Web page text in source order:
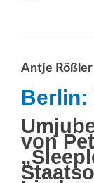
Antje Rößler
Berlin:
von